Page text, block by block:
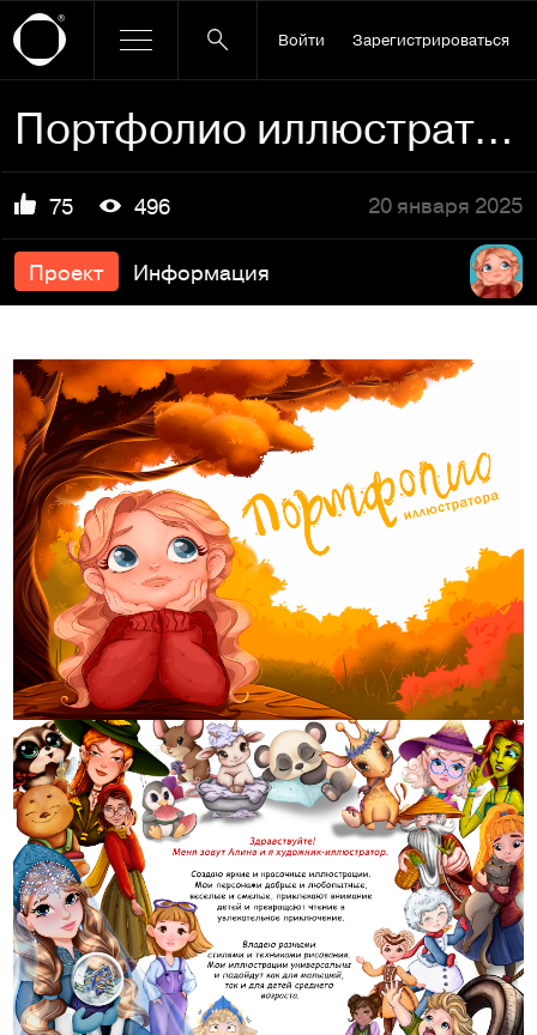
Войти Зарегистрироваться
Портфолио иллюстратора
75 496 20 января 2025
Проект Информация